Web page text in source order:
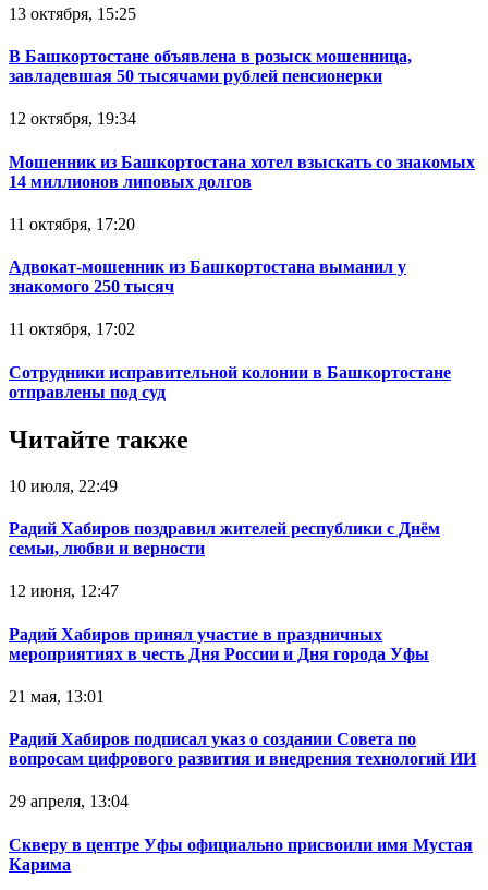
13 октября, 15:25
В Башкортостане объявлена в розыск мошенница,
завладевшая 50 тысячами рублей пенсионерки
12 октября, 19:34
Мошенник из Башкортостана хотел взыскать со знакомых
14 миллионов липовых долгов
11 октября, 17:20
Адвокат-мошенник из Башкортостана выманил у
знакомого 250 тысяч
11 октября, 17:02
Сотрудники исправительной колонии в Башкортостане
отправлены под суд
Читайте также
10 июля, 22:49
Радий Хабиров поздравил жителей республики с Днём
семьи, любви и верности
12 июня, 12:47
Радий Хабиров принял участие в праздничных
мероприятиях в честь Дня России и Дня города Уфы
21 мая, 13:01
Радий Хабиров подписал указ о создании Совета по
вопросам цифрового развития и внедрения технологий ИИ
29 апреля, 13:04
Скверу в центре Уфы официально присвоили имя Мустая
Карима